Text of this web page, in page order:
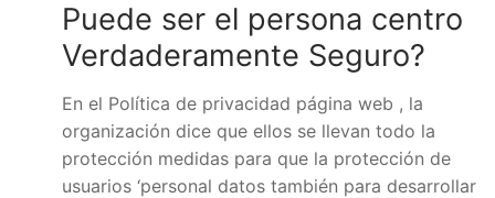
Puede ser el persona centro
Verdaderamente Seguro?
En el Política de privacidad página web , la
organización dice que ellos se llevan todo la
protección medidas para que la protección de
usuarios ‘personal datos también para desarrollar